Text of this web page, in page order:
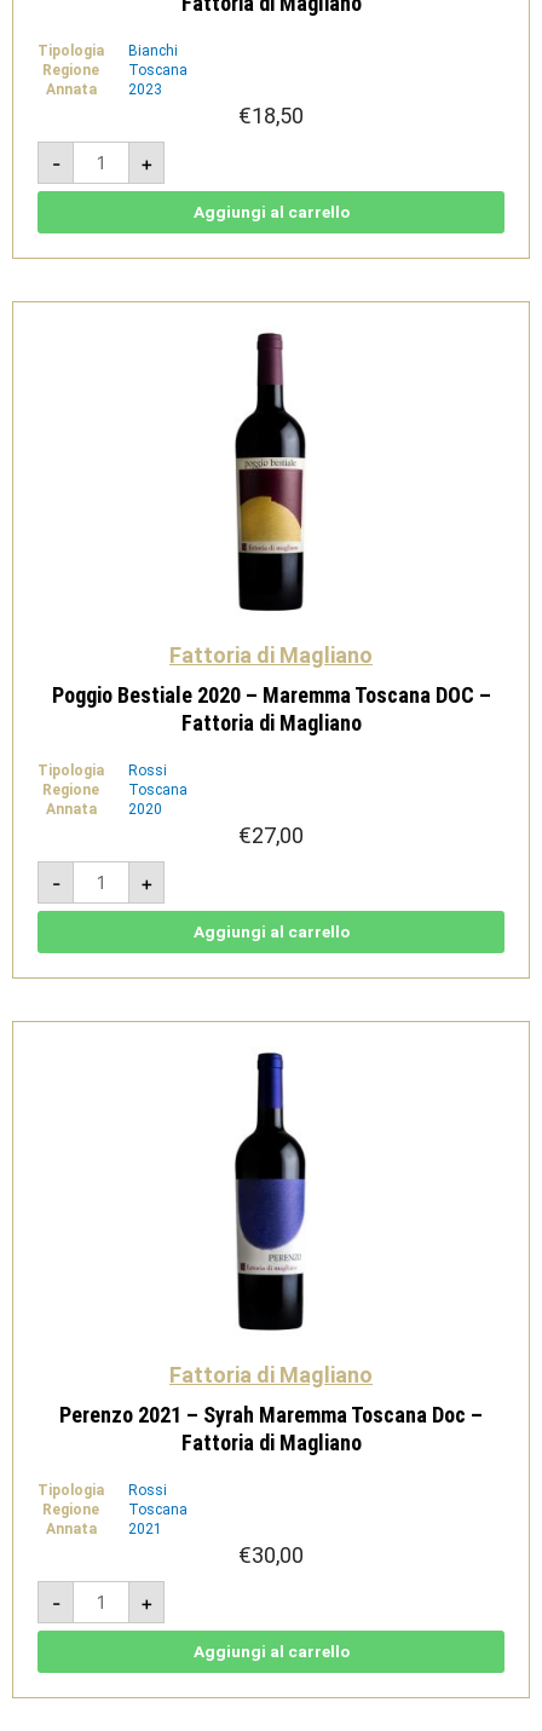
Tipologia
Bianchi
Regione
Toscana
Annata
2023
€18,50
-
Brissi
2023
-
Maremma
Bio
di
+
Aggiungi al carrello
Fattoria di Magliano
Poggio Bestiale 2020 – Maremma Toscana DOC –
Fattoria di Magliano
Tipologia
Rossi
Regione
Toscana
Annata
2020
€27,00
-
Poggio
Bestiale
2020
-
-
Magliano
+
Aggiungi al carrello
Fattoria di Magliano
Perenzo 2021 – Syrah Maremma Toscana Doc –
Fattoria di Magliano
Tipologia
Rossi
Regione
Toscana
Annata
2021
€30,00
-
Perenzo
2021
-
Syrah
-
+
Aggiungi al carrello